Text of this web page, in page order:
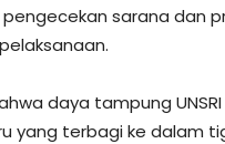
sarana dan
daya tampung
yang terbagi ke dalam